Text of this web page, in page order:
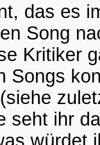
das es
Song
Kritiker
Songs
seht ihr
würdet